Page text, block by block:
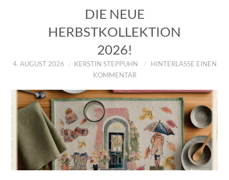
DIE NEUE
HERBSTKOLLEKTION
2026!
4. AUGUST 2026 KERSTIN STEPPUHN
HINTERLASSE EINEN
KOMMENTAR